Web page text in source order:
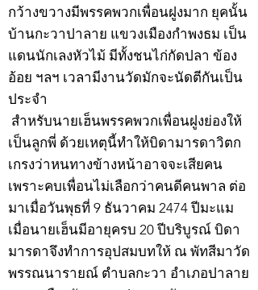
กว้างขวางมีพรรคพวกเพื่อนฝูงมาก ยุคนั้น
บ้านกะวาปาลาย แขวงเมืองกำพงธม เป็น
แดนนักเลงหัวไม้ มีทั้งชนไก่กัดปลา ข้อง
อ้อย ฯลฯ เวลามีงานวัดมักจะนัดตีกันเป็น
ประจำ
สำหรับนายเฮ็นพรรคพวกเพื่อนฝูงย่องให้
เป็นลูกพี่ ด้วยเหตุนี้ทำให้บิดามารดาวิตก
เกรงว่าหนทางข้างหน้าอาจจะเสียคน
เพราะคบเพื่อนไม่เลือกว่าคนดีคนพาล ต่อ
มาเมื่อวันพุธที่ 9 ธันวาคม 2474 ปีมะแม
เมื่อนายเฮ็นมีอายุครบ 20 ปีบริบูรณ์ บิดา
มารดาจึงทำการอุปสมบทให้ ณ พัทสีมาวัด
พรรณนารายณ์ ตำบลกะวา อำเภอปาลาย